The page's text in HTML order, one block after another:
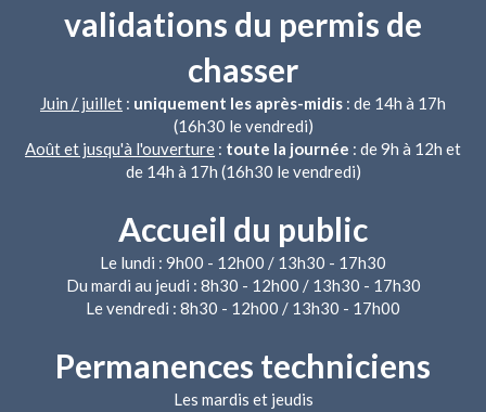
validations du permis de
chasser
Juin / juillet : uniquement les après-midis : de 14h à 17h
(16h30 le vendredi)
Août et jusqu'à l'ouverture : toute la journée : de 9h à 12h et
de 14h à 17h (16h30 le vendredi)
Accueil du public
Le lundi : 9h00 - 12h00 / 13h30 - 17h30
Du mardi au jeudi : 8h30 - 12h00 / 13h30 - 17h30
Le vendredi : 8h30 - 12h00 / 13h30 - 17h00
Permanences techniciens
Les mardis et jeudis